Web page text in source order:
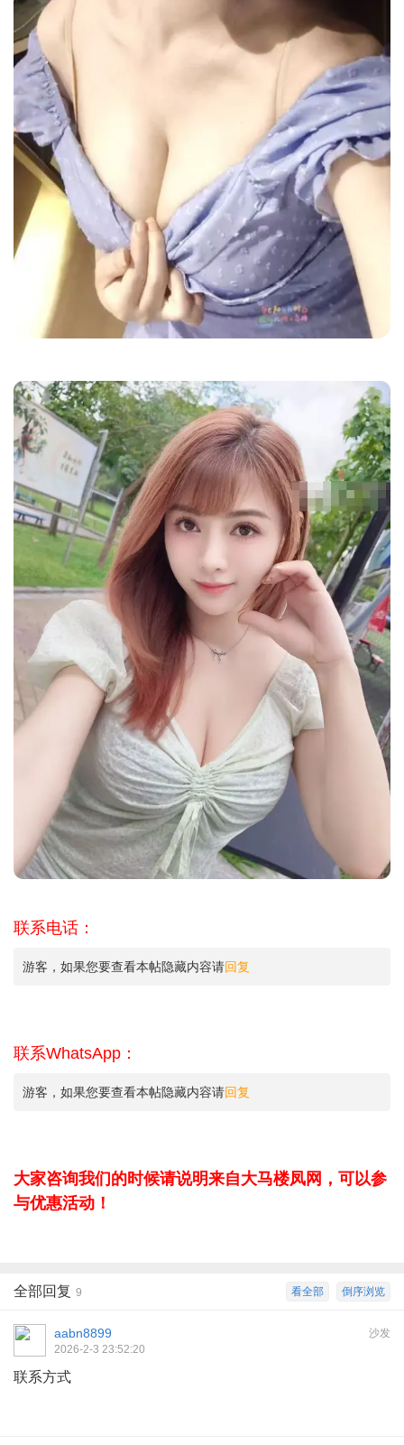
联系电话：
游客，如果您要查看本帖隐藏内容请回复
联系WhatsApp：
游客，如果您要查看本帖隐藏内容请回复
大家咨询我们的时候请说明来自大马楼凤网，可以参
与优惠活动！
倒序浏览
看全部
全部回复 9
沙发
aabn8899
2026-2-3 23:52:20
联系方式